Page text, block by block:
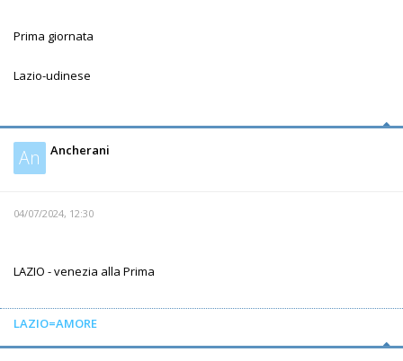
Prima giornata
Lazio-udinese
An Ancherani
04/07/2024, 12:30
LAZIO - venezia alla Prima
LAZIO=AMORE